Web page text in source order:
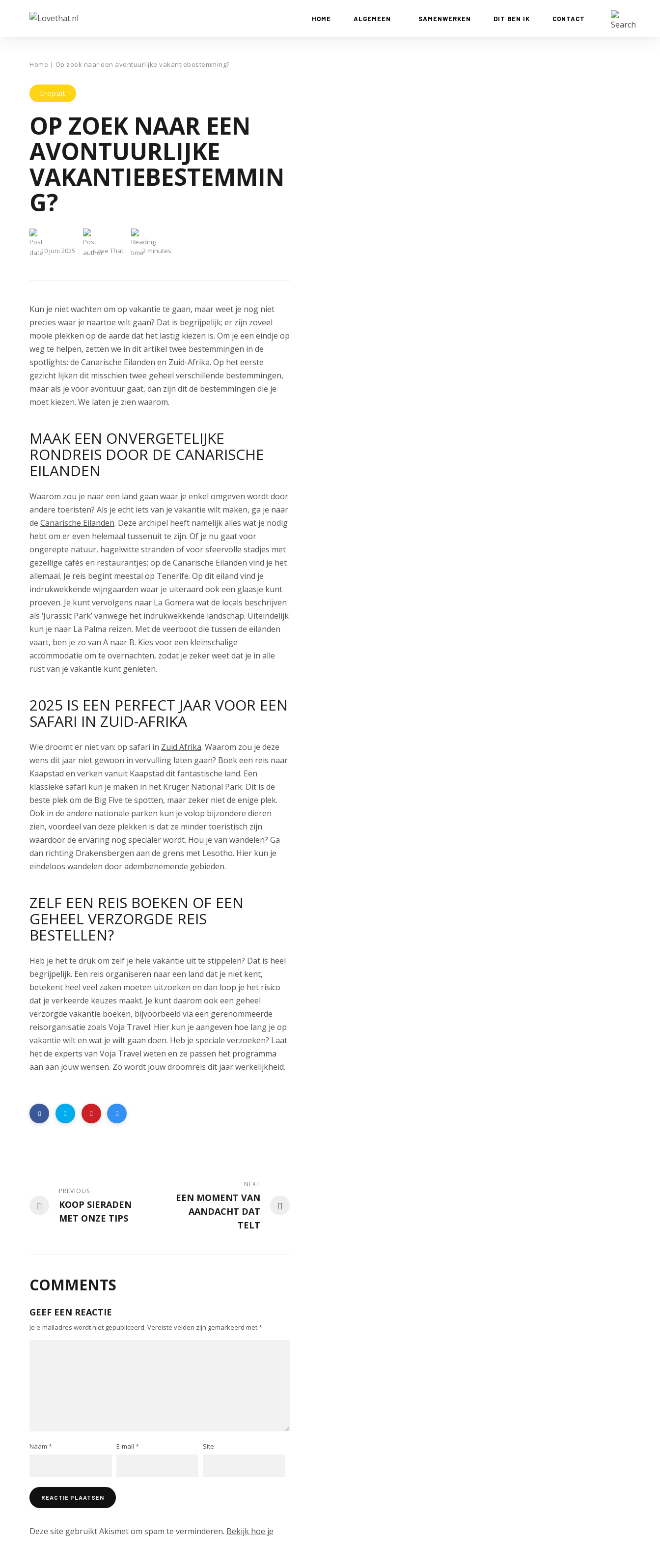
HOME ALGEMEEN SAMENWERKEN DIT BEN IK CONTACT
Home | Op zoek naar een avontuurlijke vakantiebestemming?
Eropuit
OP ZOEK NAAR EEN
AVONTUURLIJKE
VAKANTIEBESTEMMIN
G?
10 juni 2025 Love That 2 minutes
Kun je niet wachten om op vakantie te gaan, maar weet je nog niet
precies waar je naartoe wilt gaan? Dat is begrijpelijk; er zijn zoveel
mooie plekken op de aarde dat het lastig kiezen is. Om je een eindje op
weg te helpen, zetten we in dit artikel twee bestemmingen in de
spotlights: de Canarische Eilanden en Zuid-Afrika. Op het eerste
gezicht lijken dit misschien twee geheel verschillende bestemmingen,
maar als je voor avontuur gaat, dan zijn dit de bestemmingen die je
moet kiezen. We laten je zien waarom.
MAAK EEN ONVERGETELIJKE
RONDREIS DOOR DE CANARISCHE
EILANDEN
Waarom zou je naar een land gaan waar je enkel omgeven wordt door
andere toeristen? Als je echt iets van je vakantie wilt maken, ga je naar
de Canarische Eilanden. Deze archipel heeft namelijk alles wat je nodig
hebt om er even helemaal tussenuit te zijn. Of je nu gaat voor
ongerepte natuur, hagelwitte stranden of voor sfeervolle stadjes met
gezellige cafés en restaurantjes; op de Canarische Eilanden vind je het
allemaal. Je reis begint meestal op Tenerife. Op dit eiland vind je
indrukwekkende wijngaarden waar je uiteraard ook een glaasje kunt
proeven. Je kunt vervolgens naar La Gomera wat de locals beschrijven
als ‘Jurassic Park’ vanwege het indrukwekkende landschap. Uiteindelijk
kun je naar La Palma reizen. Met de veerboot die tussen de eilanden
vaart, ben je zo van A naar B. Kies voor een kleinschalige
accommodatie om te overnachten, zodat je zeker weet dat je in alle
rust van je vakantie kunt genieten.
2025 IS EEN PERFECT JAAR VOOR EEN
SAFARI IN ZUID-AFRIKA
Wie droomt er niet van: op safari in Zuid Afrika. Waarom zou je deze
wens dit jaar niet gewoon in vervulling laten gaan? Boek een reis naar
Kaapstad en verken vanuit Kaapstad dit fantastische land. Een
klassieke safari kun je maken in het Kruger National Park. Dit is de
beste plek om de Big Five te spotten, maar zeker niet de enige plek.
Ook in de andere nationale parken kun je volop bijzondere dieren
zien, voordeel van deze plekken is dat ze minder toeristisch zijn
waardoor de ervaring nog specialer wordt. Hou je van wandelen? Ga
dan richting Drakensbergen aan de grens met Lesotho. Hier kun je
eindeloos wandelen door adembenemende gebieden.
ZELF EEN REIS BOEKEN OF EEN
GEHEEL VERZORGDE REIS
BESTELLEN?
Heb je het te druk om zelf je hele vakantie uit te stippelen? Dat is heel
begrijpelijk. Een reis organiseren naar een land dat je niet kent,
betekent heel veel zaken moeten uitzoeken en dan loop je het risico
dat je verkeerde keuzes maakt. Je kunt daarom ook een geheel
verzorgde vakantie boeken, bijvoorbeeld via een gerenommeerde
reisorganisatie zoals Voja Travel. Hier kun je aangeven hoe lang je op
vakantie wilt en wat je wilt gaan doen. Heb je speciale verzoeken? Laat
het de experts van Voja Travel weten en ze passen het programma
aan aan jouw wensen. Zo wordt jouw droomreis dit jaar werkelijkheid.
PREVIOUS
KOOP SIERADEN
MET ONZE TIPS
NEXT
EEN MOMENT VAN
AANDACHT DAT
TELT
COMMENTS
GEEF EEN REACTIE
Je e-mailadres wordt niet gepubliceerd. Vereiste velden zijn gemarkeerd met*
Naam * E-mail * Site
Deze site gebruikt Akismet om spam te verminderen. Bekijk hoe je